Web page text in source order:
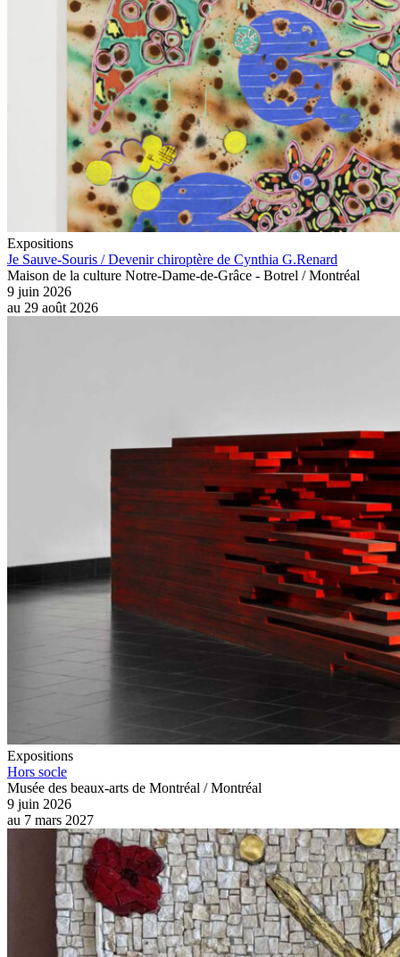
Expositions
Je Sauve-Souris / Devenir chiroptère de Cynthia G.Renard
Maison de la culture Notre-Dame-de-Grâce - Botrel / Montréal
9 juin 2026
au 29 août 2026
Expositions
Hors socle
Musée des beaux-arts de Montréal / Montréal
9 juin 2026
au 7 mars 2027